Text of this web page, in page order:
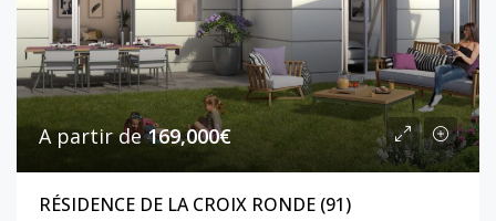
A partir de169,000€
RÉSIDENCE DE LA CROIX RONDE (91)